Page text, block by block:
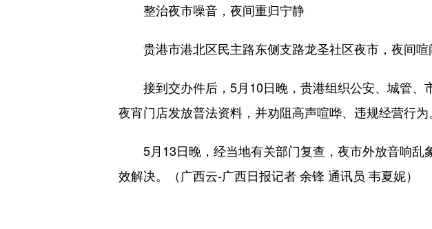
整治夜市噪音，夜间重归宁静
贵港市港北区民主路东侧支路龙圣社区夜市，夜间喧
接到交办件后，5月10日晚，贵港组织公安、城管、
夜宵门店发放普法资料，并劝阻高声喧哗、违规经营行为。
5月13日晚，经当地有关部门复查，夜市外放音响乱
效解决。（广西云-广西日报记者 余锋 通讯员 韦夏妮）